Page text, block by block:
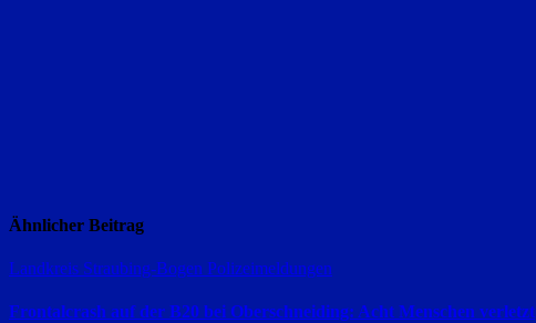
Ähnlicher Beitrag
Landkreis Straubing-Bogen Polizeimeldungen
Frontalcrash auf der B20 bei Oberschneiding: Acht Menschen verletzt